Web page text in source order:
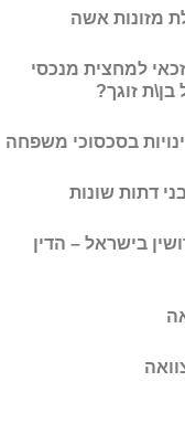
מזונות אשה
למחצית מנכסי
זוגך?
בסכסוכי משפחה
בני דתות שונות
בישראל – הדין